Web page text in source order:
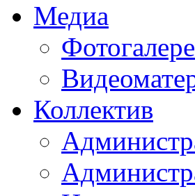
Медиа
Коллектив